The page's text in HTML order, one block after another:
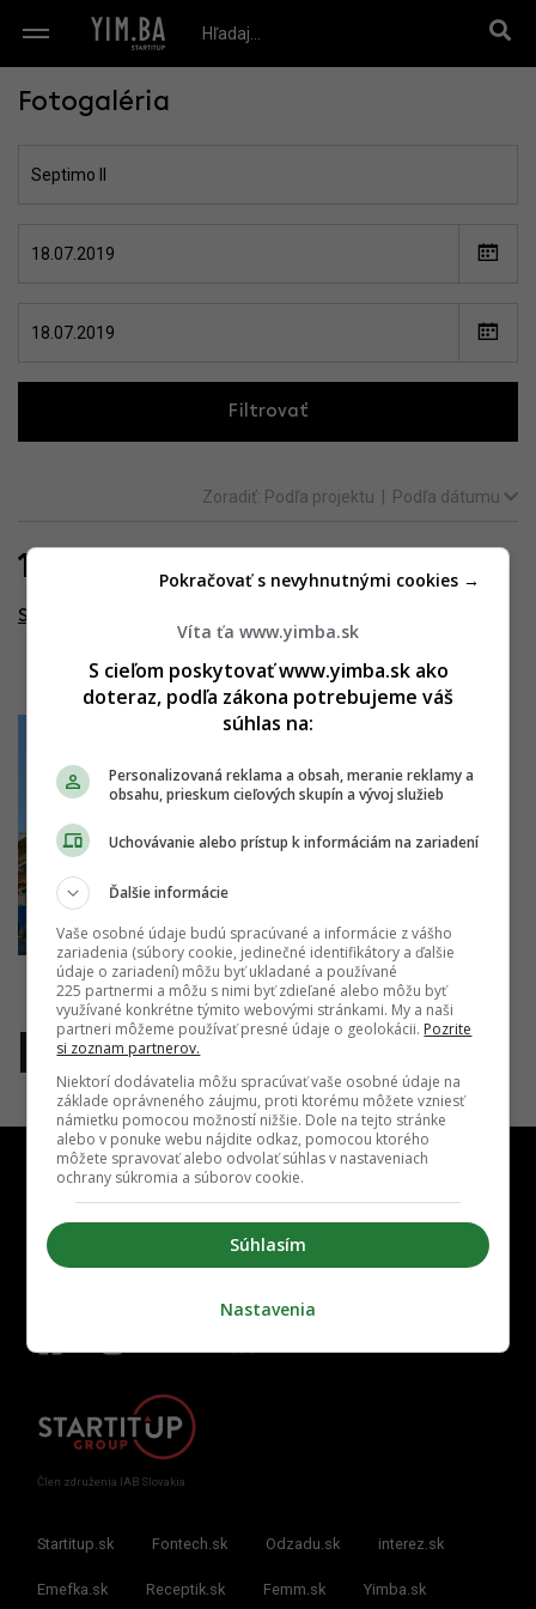
Fotogaléria
Filtrovať
Zoradiť: Podľa projektu Podľa dátumu
18.07.2019
Septimo II
Kontakt
Člen združenia IAB Slovakia
Startitup.sk Fontech.sk Odzadu.sk interez.sk
Emefka.sk Receptik.sk Femm.sk Yimba.sk
Víta ťa www.yimba.sk
S cieľom poskytovať www.yimba.sk ako
doteraz, podľa zákona potrebujeme váš
súhlas na:
Personalizovaná reklama a obsah, meranie reklamy a
obsahu, prieskum cieľových skupín a vývoj služieb
Uchovávanie alebo prístup k informáciám na zariadení
Ďalšie informácie
Vaše osobné údaje budú spracúvané a informácie z vášho
zariadenia (súbory cookie, jedinečné identifikátory a ďalšie
údaje o zariadení) môžu byť ukladané a používané
225 partnermi a môžu s nimi byť zdieľané alebo môžu byť
využívané konkrétne týmito webovými stránkami. My a naši
partneri môžeme používať presné údaje o geolokácii. Pozrite
si zoznam partnerov.
Niektorí dodávatelia môžu spracúvať vaše osobné údaje na
základe oprávneného záujmu, proti ktorému môžete vzniesť
námietku pomocou možností nižšie. Dole na tejto stránke
alebo v ponuke webu nájdite odkaz, pomocou ktorého
môžete spravovať alebo odvolať súhlas v nastaveniach
ochrany súkromia a súborov cookie.
Súhlasím
Pokračovať s nevyhnutnými cookies →
Nastavenia